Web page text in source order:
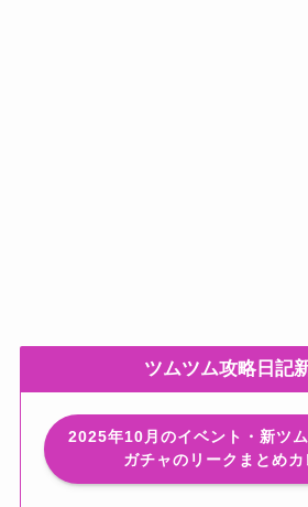
ツムツム攻略日記
2025年10月のイベント・新ツ
ガチャのリークまとめ